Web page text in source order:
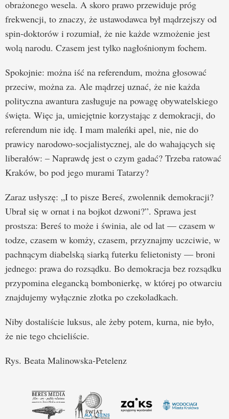
obrażonego wesela. A skoro prawo przewiduje próg
frekwencji, to znaczy, że ustawodawca był mądrzejszy od
spin-doktorów i rozumiał, że nie każde wzmożenie jest
wolą narodu. Czasem jest tylko nagłośnionym fochem.
Spokojnie: można iść na referendum, można głosować
przeciw, można za. Ale mądrzej uznać, że nie każda
polityczna awantura zasługuje na powagę obywatelskiego
święta. Więc ja, umiejętnie korzystając z demokracji, do
referendum nie idę. I mam maleńki apel, nie, nie do
prawicy narodowo-socjalistycznej, ale do wahających się
liberałów: – Naprawdę jest o czym gadać? Trzeba ratować
Kraków, bo pod jego murami Tatarzy?
Zaraz usłyszę: „I to pisze Bereś, zwolennik demokracji?
Ubrał się w ornat i na bojkot dzwoni?”. Sprawa jest
prostsza: Bereś to może i świnia, ale od lat — czasem w
todze, czasem w komży, czasem, przyznajmy uczciwie, w
pachnącym diabelską siarką futerku felietonisty — broni
jednego: prawa do rozsądku. Bo demokracja bez rozsądku
przypomina elegancką bombonierkę, w której po otwarciu
znajdujemy wyłącznie złotka po czekoladkach.
Niby dostaliście luksus, ale żeby potem, kurna, nie było,
że nie tego chcieliście.
Rys. Beata Malinowska-Petelenz